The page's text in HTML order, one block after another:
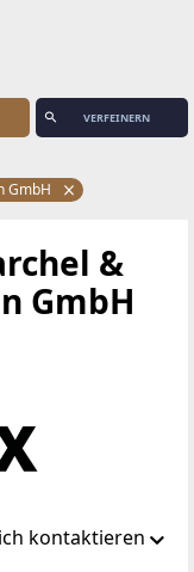
VERFEINERN
GmbH
&
GmbH
kontaktieren